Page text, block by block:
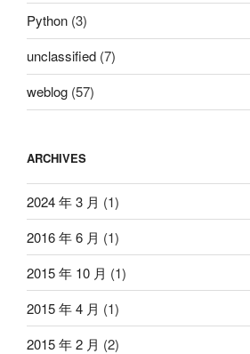
Python (3)
unclassified (7)
weblog (57)
ARCHIVES
2024 年 3 月 (1)
2016 年 6 月 (1)
2015 年 10 月 (1)
2015 年 4 月 (1)
2015 年 2 月 (2)